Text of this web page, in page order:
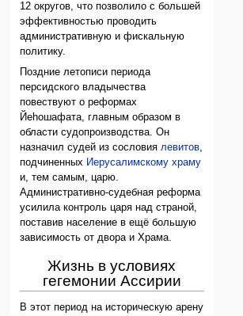
12 округов, что позволило с большей
эффективностью проводить
административную и фискальную
политику.
Поздние летописи периода
персидского владычества
повествуют о реформах
Йеhошафата, главным образом в
области судопроизводства. Он
назначил судей из сословия левитов
подчиненных Иерусалимскому храму
и, тем самым, царю.
Административно-судебная реформа
усилила контроль царя над страной,
поставив население в ещё большую
зависимость от двора и Храма.
Жизнь в условиях
гегемонии Ассирии
В этот период на историческую арену